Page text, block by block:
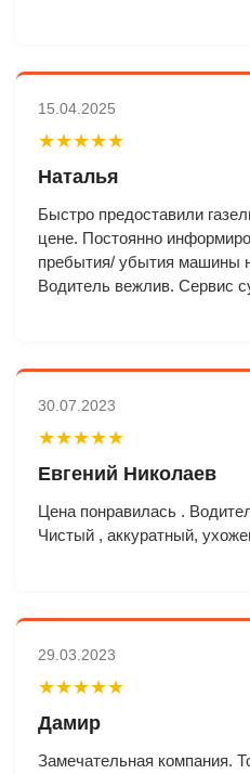
15.04.2025
★★★★★
Наталья
Быстро предоставили
цене. Постоянно
пребытия/ убытия машины
Водитель вежлив. Сервис
30.07.2023
★★★★★
Евгений Николаев
Цена понравилась .
Чистый , аккуратный,
29.03.2023
★★★★★
Дамир
Замечательная компания.